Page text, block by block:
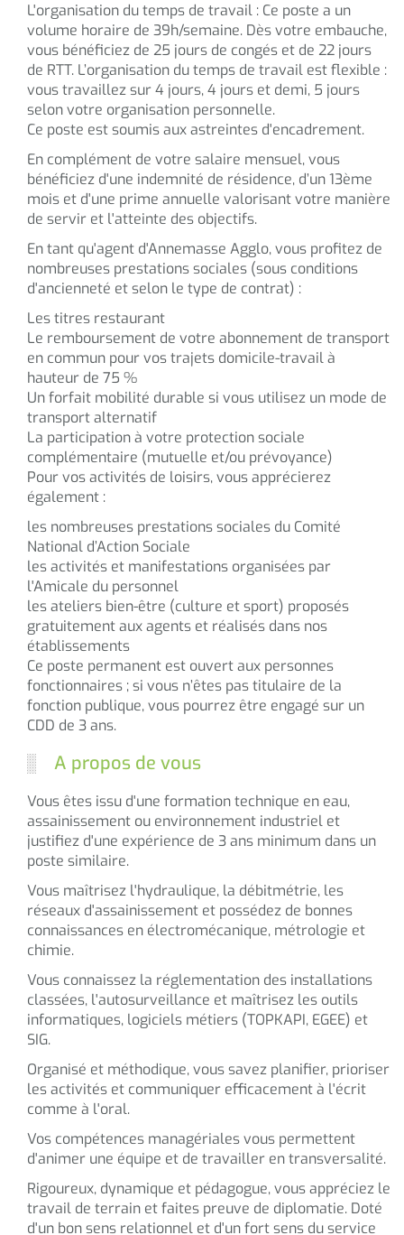
L'organisation du temps de travail : Ce poste a un
volume horaire de 39h/semaine. Dès votre embauche,
vous bénéficiez de 25 jours de congés et de 22 jours
de RTT. L’organisation du temps de travail est flexible :
vous travaillez sur 4 jours, 4 jours et demi, 5 jours
selon votre organisation personnelle.
Ce poste est soumis aux astreintes d'encadrement.
En complément de votre salaire mensuel, vous
bénéficiez d'une indemnité de résidence, d’un 13ème
mois et d'une prime annuelle valorisant votre manière
de servir et l'atteinte des objectifs.
En tant qu'agent d'Annemasse Agglo, vous profitez de
nombreuses prestations sociales (sous conditions
d'ancienneté et selon le type de contrat) :
Les titres restaurant
Le remboursement de votre abonnement de transport
en commun pour vos trajets domicile-travail à
hauteur de 75 %
Un forfait mobilité durable si vous utilisez un mode de
transport alternatif
La participation à votre protection sociale
complémentaire (mutuelle et/ou prévoyance)
Pour vos activités de loisirs, vous apprécierez
également :
les nombreuses prestations sociales du Comité
National d’Action Sociale
les activités et manifestations organisées par
l'Amicale du personnel
les ateliers bien-être (culture et sport) proposés
gratuitement aux agents et réalisés dans nos
établissements
Ce poste permanent est ouvert aux personnes
fonctionnaires ; si vous n’êtes pas titulaire de la
fonction publique, vous pourrez être engagé sur un
CDD de 3 ans.
A propos de vous
Vous êtes issu d'une formation technique en eau,
assainissement ou environnement industriel et
justifiez d'une expérience de 3 ans minimum dans un
poste similaire.
Vous maîtrisez l'hydraulique, la débitmétrie, les
réseaux d'assainissement et possédez de bonnes
connaissances en électromécanique, métrologie et
chimie.
Vous connaissez la réglementation des installations
classées, l'autosurveillance et maîtrisez les outils
informatiques, logiciels métiers (TOPKAPI, EGEE) et
SIG.
Organisé et méthodique, vous savez planifier, prioriser
les activités et communiquer efficacement à l'écrit
comme à l'oral.
Vos compétences managériales vous permettent
d'animer une équipe et de travailler en transversalité.
Rigoureux, dynamique et pédagogue, vous appréciez le
travail de terrain et faites preuve de diplomatie. Doté
d'un bon sens relationnel et d'un fort sens du service